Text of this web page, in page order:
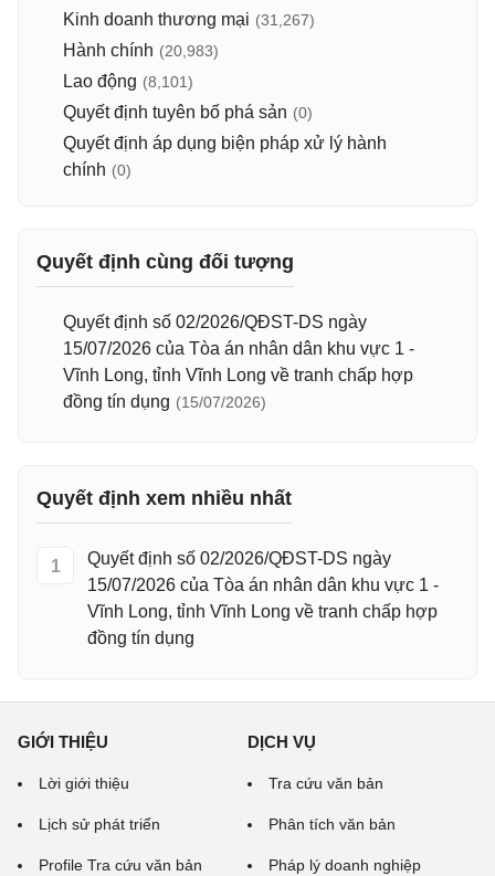
Kinh doanh thương mại (31,267)
Hành chính (20,983)
Lao động (8,101)
Quyết định tuyên bố phá sản (0)
Quyết định áp dụng biện pháp xử lý hành
chính (0)
Quyết định cùng đối tượng
Quyết định số 02/2026/QĐST-DS ngày
15/07/2026 của Tòa án nhân dân khu vực 1 -
Vĩnh Long, tỉnh Vĩnh Long về tranh chấp hợp
đồng tín dụng (15/07/2026)
Quyết định xem nhiều nhất
1
Quyết định số 02/2026/QĐST-DS ngày
15/07/2026 của Tòa án nhân dân khu vực 1 -
Vĩnh Long, tỉnh Vĩnh Long về tranh chấp hợp
đồng tín dụng
GIỚI THIỆU
Lời giới thiệu
Lịch sử phát triển
Profile Tra cứu văn bản
DỊCH VỤ
Tra cứu văn bản
Phân tích văn bản
Pháp lý doanh nghiệp